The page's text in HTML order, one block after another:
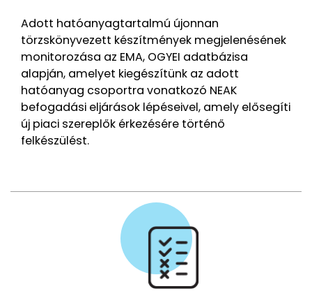
Adott hatóanyagtartalmú újonnan
törzskönyvezett készítmények megjelenésének
monitorozása az EMA, OGYEI adatbázisa
alapján, amelyet kiegészítünk az adott
hatóanyag csoportra vonatkozó NEAK
befogadási eljárások lépéseivel, amely elősegíti
új piaci szereplők érkezésére történő
felkészülést.